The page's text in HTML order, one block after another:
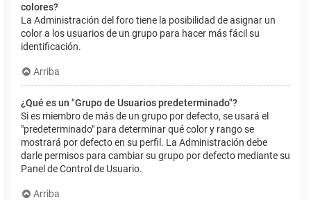
colores?
La Administración del foro tiene la posibilidad de asignar un
color a los usuarios de un grupo para hacer más fácil su
identificación.
Arriba
¿Qué es un "Grupo de Usuarios predeterminado"?
Si es miembro de más de un grupo por defecto, se usará el
"predeterminado" para determinar qué color y rango se
mostrará por defecto en su perfil. La Administración debe
darle permisos para cambiar su grupo por defecto mediante su
Panel de Control de Usuario.
Arriba